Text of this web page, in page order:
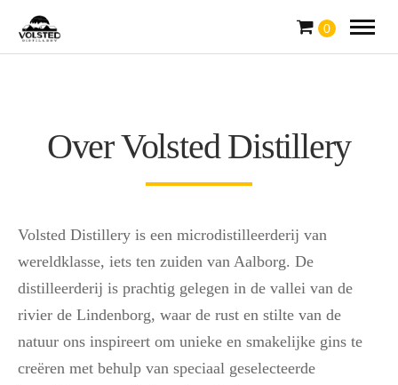
0
Over Volsted Distillery
Volsted Distillery is een microdistilleerderij van
wereldklasse, iets ten zuiden van Aalborg. De
distilleerderij is prachtig gelegen in de vallei van de
rivier de Lindenborg, waar de rust en stilte van de
natuur ons inspireert om unieke en smakelijke gins te
creëren met behulp van speciaal geselecteerde